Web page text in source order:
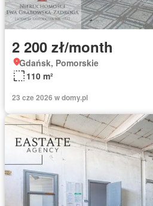
2 200 zł/month
Gdańsk, Pomorskie
110 m²
23 cze 2026 w domy.pl